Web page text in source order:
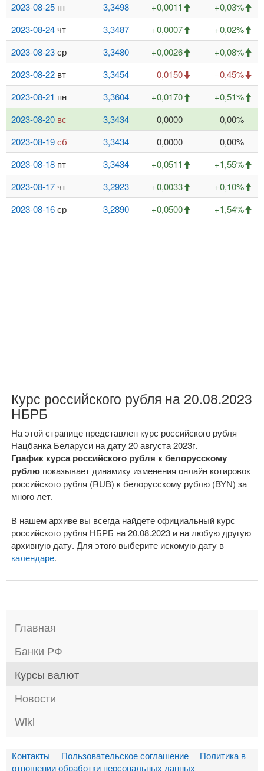
2023-08-25 пт 3,3498 +0,0011
+0,03%
2023-08-24 чт 3,3487 +0,0007
+0,02%
2023-08-23ср 3,3480 +0,0026
+0,08%
2023-08-22 вт 3,3454 −0,0150
−0,45%
2023-08-21 пн 3,3604 +0,0170
+0,51%
2023-08-20 вс 3,3434 0,0000
0,00%
2023-08-19сб 3,3434 0,0000
0,00%
2023-08-18 пт 3,3434 +0,0511
+1,55%
2023-08-17 чт 3,2923 +0,0033
+0,10%
2023-08-16ср 3,2890 +0,0500 +1,54%
Курс российского рубля на 20.08.2023
НБРБ
На этой странице представлен курс российского рубля
Нацбанка Беларуси на дату 20 августа 2023г.
График курса российского рубля к белорусскому
рублю показывает динамику изменения онлайн котировок
российского рубля (RUB) к белорусскому рублю (BYN) за
много лет.
В нашем архиве вы всегда найдете официальный курс
российского рубля НБРБ на 20.08.2023 и на любую другую
архивную дату. Для этого выберите искомую дату в
календаре.
Главная
Банки РФ
Курсы валют
Новости
Wiki
Контакты Пользовательское соглашение
Политика в
отношении обработки персональных данных